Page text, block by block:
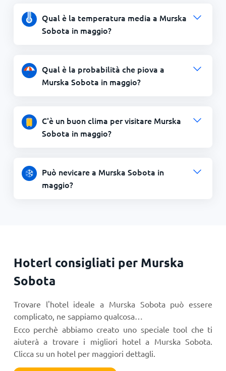
Qual è la temperatura media a Murska
Sobota in maggio?
Qual è la probabilità che piova a
Murska Sobota in maggio?
C'è un buon clima per visitare Murska
Sobota in maggio?
Può nevicare a Murska Sobota in
maggio?
Hoterl consigliati per Murska
Sobota
Trovare l'hotel ideale a Murska Sobota può essere
complicato, ne sappiamo qualcosa…
Ecco perchè abbiamo creato uno speciale tool che ti
aiuterà a trovare i migliori hotel a Murska Sobota.
Clicca su un hotel per maggiori dettagli.